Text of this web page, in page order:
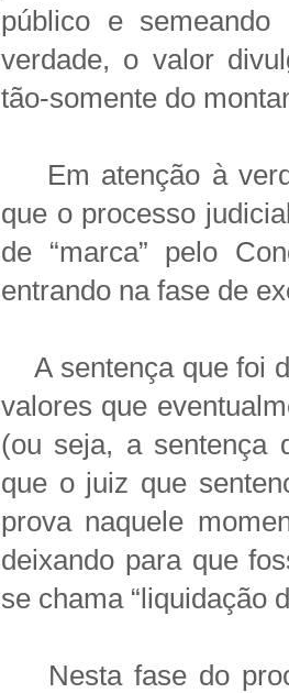
público e semeando
verdade, o valor
tão-somente do
Em atenção à
que o processo
de “marca” pelo
entrando na fase de
A sentença que foi
valores que
(ou seja, a sentença
que o juiz que
prova naquele
deixando para que
se chama “liquidação
Nesta fase do